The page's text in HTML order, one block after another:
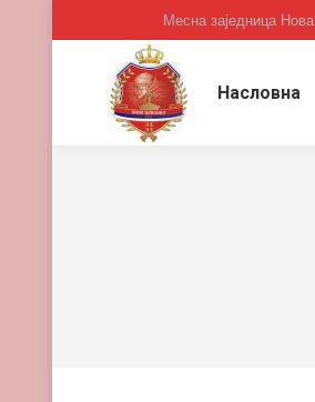
Месна заједница
Насловна